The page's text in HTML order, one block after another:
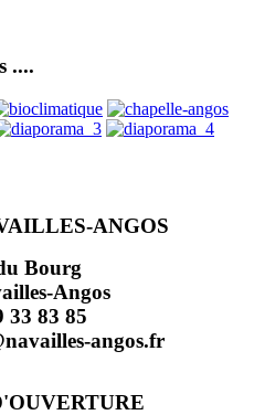
....
ANGOS
Bourg
Angos
33 83 85
angos.fr